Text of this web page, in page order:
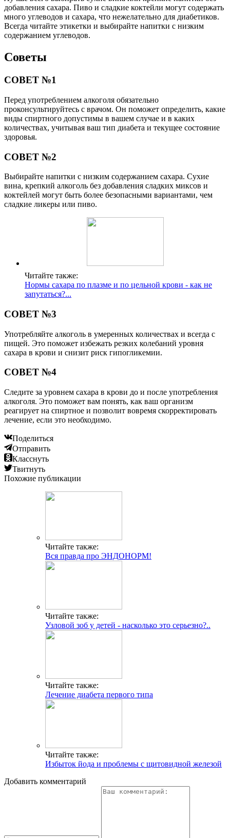
добавления сахара. Пиво и сладкие коктейли могут содержать
много углеводов и сахара, что нежелательно для диабетиков.
Всегда читайте этикетки и выбирайте напитки с низким
содержанием углеводов.
Советы
СОВЕТ №1
Перед употреблением алкоголя обязательно
проконсультируйтесь с врачом. Он поможет определить, какие
виды спиртного допустимы в вашем случае и в каких
количествах, учитывая ваш тип диабета и текущее состояние
здоровья.
СОВЕТ №2
Выбирайте напитки с низким содержанием сахара. Сухие
вина, крепкий алкоголь без добавления сладких миксов и
коктейлей могут быть более безопасными вариантами, чем
сладкие ликеры или пиво.
Читайте также:
Нормы сахара по плазме и по цельной крови - как не
запутаться?...
СОВЕТ №3
Употребляйте алкоголь в умеренных количествах и всегда с
пищей. Это поможет избежать резких колебаний уровня
сахара в крови и снизит риск гипогликемии.
СОВЕТ №4
Следите за уровнем сахара в крови до и после употребления
алкоголя. Это поможет вам понять, как ваш организм
реагирует на спиртное и позволит вовремя скорректировать
лечение, если это необходимо.
Поделиться
Отправить
Класснуть
Твитнуть
Похожие публикации
Читайте также:
Вся правда про ЭНДОНОРМ!
Читайте также:
Узловой зоб у детей - насколько это серьезно?..
Читайте также:
Лечение диабета первого типа
Читайте также:
Избыток йода и проблемы с щитовидной железой
Добавить комментарий